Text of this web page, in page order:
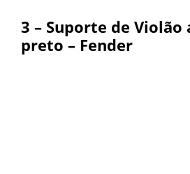
3 – Suporte de Violão
preto – Fender